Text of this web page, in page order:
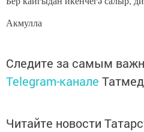
Акмулла
Следите за самым
Telegram-канале
Читайте новости